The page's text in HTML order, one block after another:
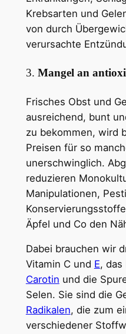
Krebsarten und
von durch
verursachte
3. Mangel an
Frisches Obst und
ausreichend, bunt
zu bekommen, wird
Preisen für so
unerschwinglich.
reduzieren
Manipulationen,
Äpfel und Co den
Dabei brauchen wir
Vitamin C und E, das
Carotin und die
Selen. Sie sind die
Radikalen, die zum
verschiedener